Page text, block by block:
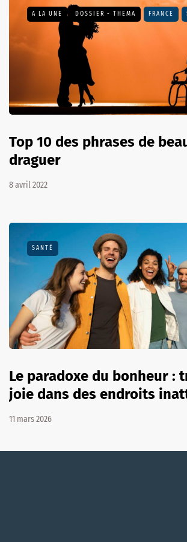
A LA UNE DOSSIER - THEMA FRANCE
Top 10 des phrases de
draguer
8 avril 2022
SANTÉ
Le paradoxe du bonheur :
joie dans des endroits
11 mars 2026